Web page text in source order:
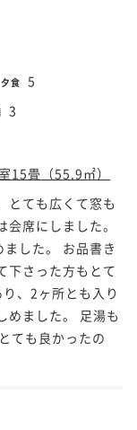
夕食 5
3
15畳（55.9㎡）
とても広くて窓も
席にしました。
した。 お品書き
下さった方もとて
、2ヶ所とも入り
めました。 足湯も
ても良かったの